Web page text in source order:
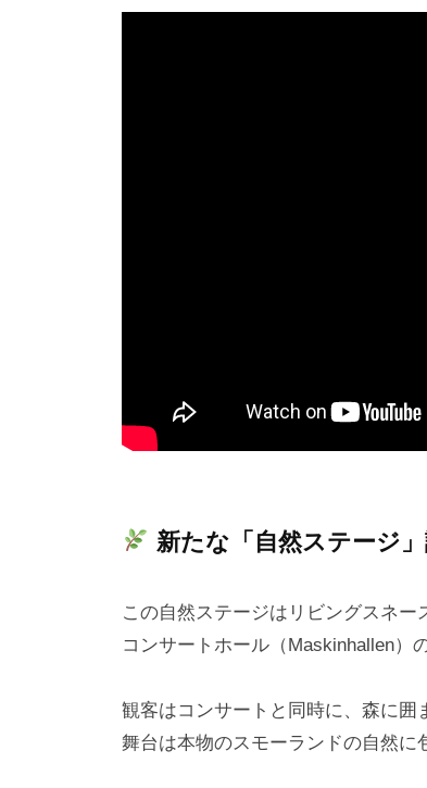
新たな「自然ステージ
この自然ステージはリビングスネー
コンサートホール（Maskinhallen）
観客はコンサートと同時に、森に囲
舞台は本物のスモーランドの自然に